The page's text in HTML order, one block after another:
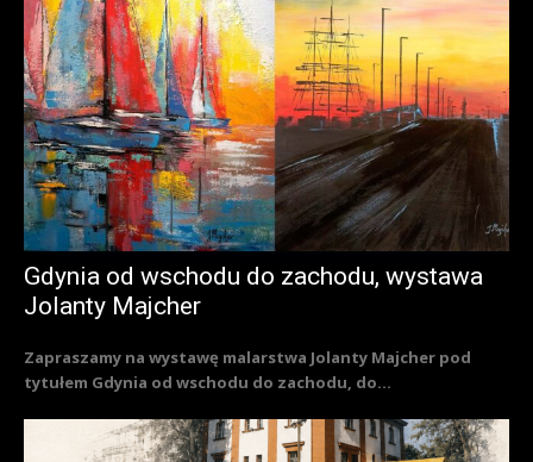
Gdynia od wschodu do zachodu, wystawa
Jolanty Majcher
Zapraszamy na wystawę malarstwa Jolanty Majcher pod
tytułem Gdynia od wschodu do zachodu, do...